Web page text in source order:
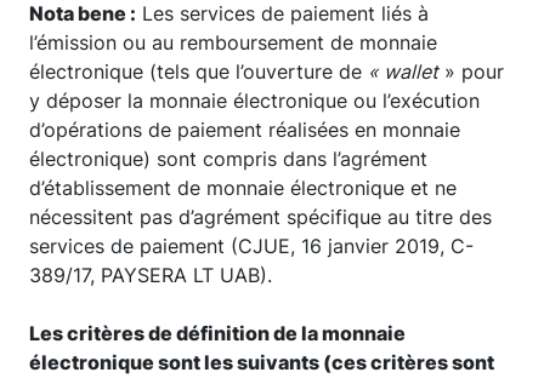
Nota bene : Les services de paiement liés à
l’émission ou au remboursement de monnaie
électronique (tels que l’ouverture de « wallet» pour
y déposer la monnaie électronique ou l’exécution
d’opérations de paiement réalisées en monnaie
électronique) sont compris dans l’agrément
d’établissement de monnaie électronique et ne
nécessitent pas d’agrément spécifique au titre des
services de paiement (CJUE, 16 janvier 2019, C-
389/17, PAYSERA LT UAB).
Les critères de définition de la monnaie
électronique sont les suivants (ces critères sont